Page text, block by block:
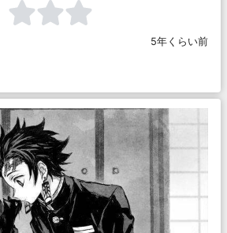
5年くらい前